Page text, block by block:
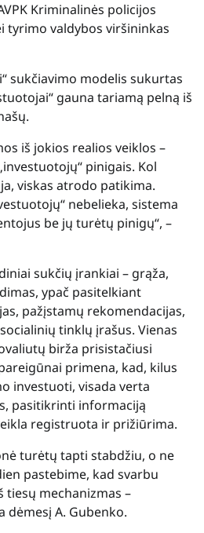
Kriminalinės policijos
tyrimo valdybos viršininkas
sukčiavimo modelis sukurtas
gauna tariamą pelną iš
iš jokios realios veiklos –
pinigais. Kol
viskas atrodo patikima.
nebelieka, sistema
be jų turėtų pinigų“, –
sukčių įrankiai – grąža,
ypač pasitelkiant
pažįstamų rekomendacijas,
tinklų įrašus. Vienas
birža prisistačiusi
primena, kad, kilus
investuoti, visada verta
pasitikrinti informaciją
registruota ir prižiūrima.
turėtų tapti stabdžiu, o ne
pastebime, kad svarbu
tiesų mechanizmas –
dėmesį A. Gubenko.